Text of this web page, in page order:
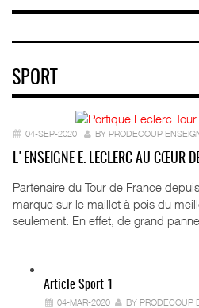
SPORT
04-SEP-2020 BY PRODECOUP
L'ENSEIGNE E. LECLERC AU CŒUR
Partenaire du Tour de France
marque sur le maillot à pois du
seulement. En effet, de grand
Article Sport 1
04-MAR-2020 BY PRODECOUP